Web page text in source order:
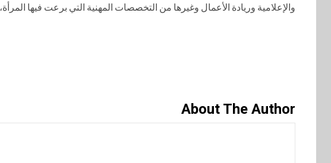
والإعلامية وريادة الأعمال وغيرها من التخصصات المهنية التي برعت فيها
About The Author